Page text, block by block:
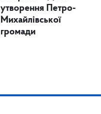
утворення Петро-
Михайлівської
громади